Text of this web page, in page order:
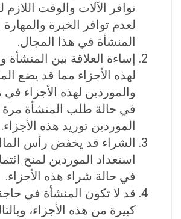
توافر الآلات والوقت اللازم
لعدم توافر الخبرة والمهارة
المنشأة في هذا المجال.
إساءة العلاقة بين المنشأة
لهذه الأجزاء مما قد يضع
والموردين لهذه الأجزاء
في حالة طلب المنشأة مرة
الموردين توريد هذه الأجزاء.
الشراء قد يخفض رأس
استعداد الموردين لمنح
في حالة شراء هذه الأجزاء.
قد لا تكون المنشأة في
كبيرة من هذه الأجزاء،